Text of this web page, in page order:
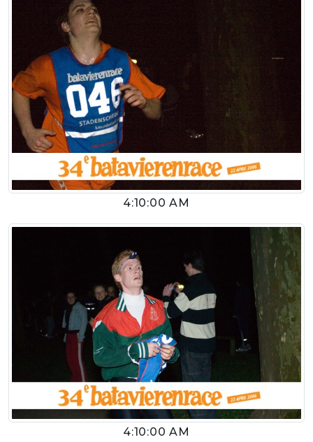
4:10:00 AM
4:10:00 AM